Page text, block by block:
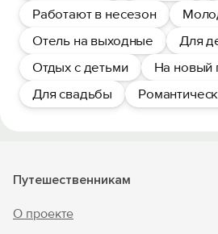
Работают в несезон
Отель на выходные
Для
Отдых с детьми
На новый
Для свадьбы
Путешественникам
О проекте